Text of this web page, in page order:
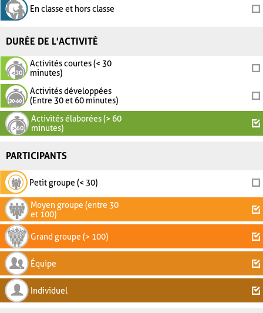
En classe et hors classe
DURÉE DE L'ACTIVITÉ
Activités courtes (< 30
minutes)
Activités développées
(Entre 30 et 60 minutes)
Activités élaborées (> 60
minutes)
PARTICIPANTS
Petit groupe (< 30)
Moyen groupe (entre 30
et 100)
Grand groupe (> 100)
Équipe
Individuel